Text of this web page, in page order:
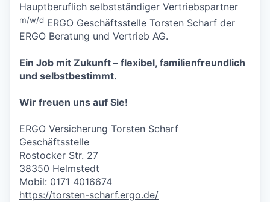
Hauptberuflich selbstständiger Vertriebspartner
m/w/d ERGO Geschäftsstelle Torsten Scharf der
ERGO Beratung und Vertrieb AG.
Ein Job mit Zukunft – flexibel, familienfreundlich
und selbstbestimmt.
Wir freuen uns auf Sie!
ERGO Versicherung Torsten Scharf
Geschäftsstelle
Rostocker Str. 27
38350 Helmstedt
Mobil: 0171 4016674
https://torsten-scharf.ergo.de/